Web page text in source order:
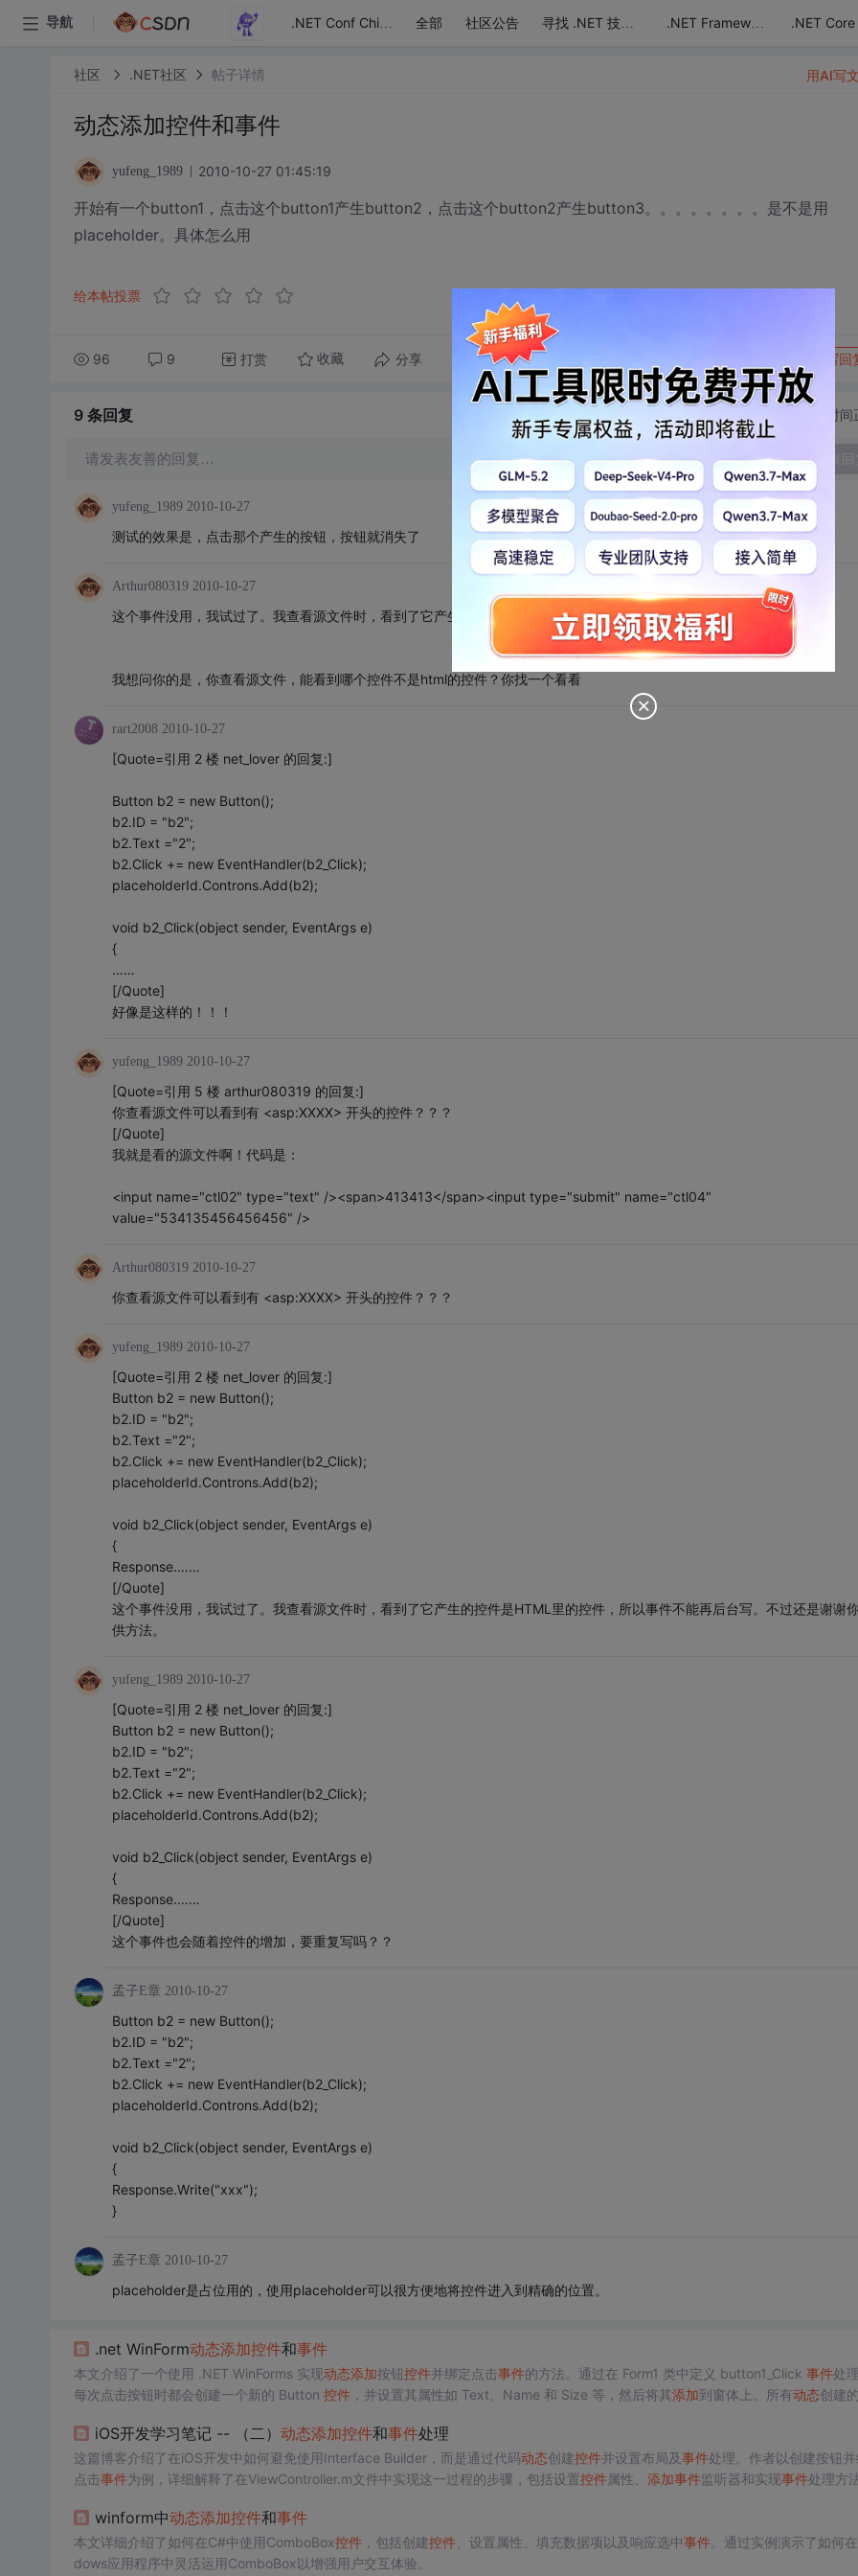
导航 .NET Conf China 全部 社区公告 寻找 .NET 技术达人 .NET Framework .NET Core
社区 .NET社区 帖子详情
动态添加控件和事件
yufeng_1989 2010-10-27 01:45:19
开始有一个button1，点击这个button1产生button2，点击这个button2产生button3。。。。。。。。是不是用
placeholder。具体怎么用
给本帖投票
96 9 打赏 收藏 分享 转发到动态 写回
用AI写
9 条回复 切换为时间
请发表友善的回复…
yufeng_1989 2010-10-27
测试的效果是，点击那个产生的按钮，按钮就消失了
Arthur080319 2010-10-27
这个事件没用，我试过了。我查看源文件时，看到了它产生的控件是HTML里的控件，所以事件不能再后台写。
我想问你的是，你查看源文件，能看到哪个控件不是html的控件？你找一个看看
rart2008 2010-10-27
[Quote=引用 2 楼 net_lover 的回复:]
Button b2 = new Button();
b2.ID = "b2";
b2.Text ="2";
b2.Click += new EventHandler(b2_Click);
placeholderId.Controns.Add(b2);
void b2_Click(object sender, EventArgs e)
{
……
[/Quote]
好像是这样的！！！
yufeng_1989 2010-10-27
[Quote=引用 5 楼 arthur080319 的回复:]
你查看源文件可以看到有 <asp:XXXX> 开头的控件？？？
[/Quote]
我就是看的源文件啊！代码是：
<input name="ctl02" type="text" /><span>413413</span><input type="submit" name="ctl04"
value="534135456456456" />
Arthur080319 2010-10-27
你查看源文件可以看到有 <asp:XXXX> 开头的控件？？？
yufeng_1989 2010-10-27
[Quote=引用 2 楼 net_lover 的回复:]
Button b2 = new Button();
b2.ID = "b2";
b2.Text ="2";
b2.Click += new EventHandler(b2_Click);
placeholderId.Controns.Add(b2);
void b2_Click(object sender, EventArgs e)
{
Response.……
[/Quote]
这个事件没用，我试过了。我查看源文件时，看到了它产生的控件是HTML里的控件，所以事件不能再后台写。不过还是谢谢
供方法。
yufeng_1989 2010-10-27
[Quote=引用 2 楼 net_lover 的回复:]
Button b2 = new Button();
b2.ID = "b2";
b2.Text ="2";
b2.Click += new EventHandler(b2_Click);
placeholderId.Controns.Add(b2);
void b2_Click(object sender, EventArgs e)
{
Response.……
[/Quote]
这个事件也会随着控件的增加，要重复写吗？？
孟子E章 2010-10-27
Button b2 = new Button();
b2.ID = "b2";
b2.Text ="2";
b2.Click += new EventHandler(b2_Click);
placeholderId.Controns.Add(b2);
void b2_Click(object sender, EventArgs e)
{
Response.Write("xxx");
}
孟子E章 2010-10-27
placeholder是占位用的，使用placeholder可以很方便地将控件进入到精确的位置。
.net WinForm动态添加控件和事件
本文介绍了一个使用 .NET WinForms 实现动态添加按钮控件并绑定点击事件的方法。通过在 Form1 类中定义 button1_Click 事件处
每次点击按钮时都会创建一个新的 Button 控件，并设置其属性如 Text、Name 和 Size 等，然后将其添加到窗体上。所有动态创建
iOS开发学习笔记 -- （二） 动态添加控件和事件处理
这篇博客介绍了在iOS开发中如何避免使用Interface Builder，而是通过代码动态创建控件并设置布局及事件处理。作者以创建按钮
点击事件为例，详细解释了在ViewController.m文件中实现这一过程的步骤，包括设置控件属性、 添加事件监听器和实现事件处理方
winform中动态添加控件和事件
本文详细介绍了如何在C#中使用ComboBox控件，包括创建控件、设置属性、填充数据项以及响应选中事件。通过实例演示了如何
dows应用程序中灵活运用ComboBox以增强用户交互体验。